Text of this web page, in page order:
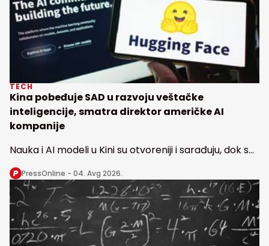
TECH
Kina pobeđuje SAD u razvoju veštačke
inteligencije, smatra direktor američke AI
kompanije
Nauka i AI modeli u Kini su otvoreniji i sarađuju, dok se
u Americi radi u nekoliko izolovanih vodećih
laboratorija, kaže direktor Haging fejsa
PressOnline - 04. Avg 2026.